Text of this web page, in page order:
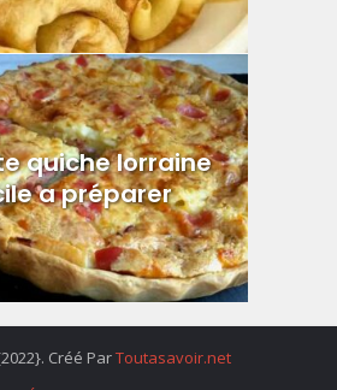
quiche lorraine
a préparer
Créé ParToutasavoir.net